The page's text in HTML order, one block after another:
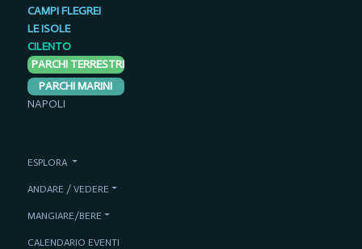
CAMPI FLEGREI
LE ISOLE
CILENTO
PARCHI TERRESTRI
PARCHI MARINI
NAPOLI
ESPLORA
ANDARE / VEDERE
MANGIARE/BERE
CALENDARIO EVENTI